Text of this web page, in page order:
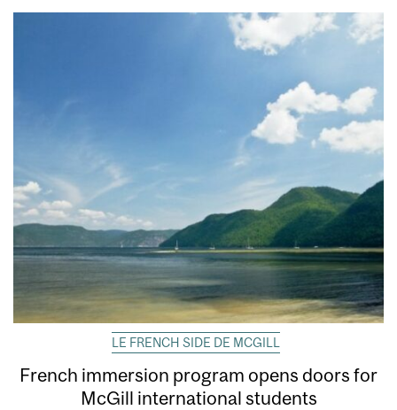
LE FRENCH SIDE DE MCGILL
French immersion program opens doors for
McGill international students